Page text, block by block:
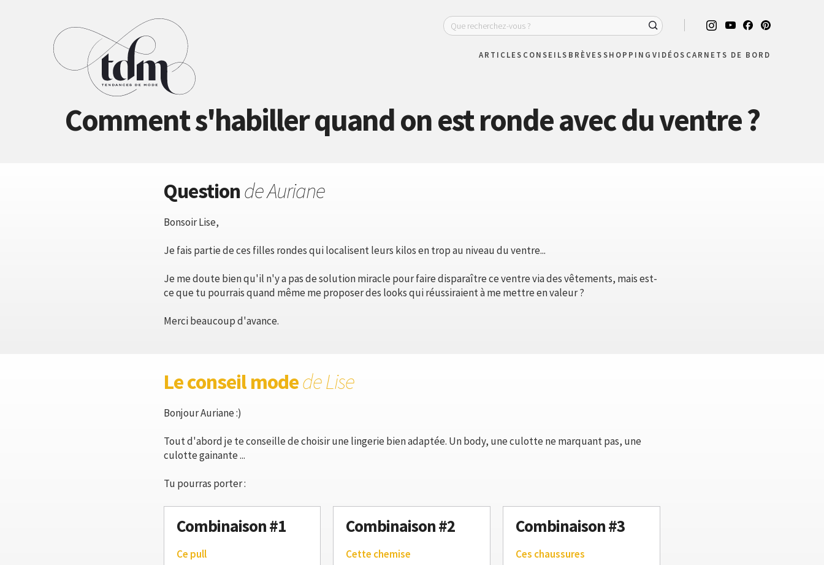
ARTICLES CONSEILS BRÈVESSHOPPING VIDÉOS CARNETS DE BORD
Comment s'habiller quand on est ronde avec du ventre ?
Questionde Auriane
Bonsoir Lise,
Je fais partie de ces filles rondes qui localisent leurs kilos en trop au niveau du ventre...
Je me doute bien qu'il n'y a pas de solution miracle pour faire disparaître ce ventre via des vêtements, mais est-
ce que tu pourrais quand même me proposer des looks qui réussiraient à me mettre en valeur ?
Merci beaucoup d'avance.
Le conseil modede Lise
Bonjour Auriane :)
Tout d'abord je te conseille de choisir une lingerie bien adaptée. Un body, une culotte ne marquant pas, une
culotte gainante ...
Tu pourras porter :
Combinaison #1
Ce pull
Combinaison #2
Cette chemise
Combinaison #3
Ces chaussures